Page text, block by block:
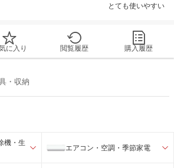
とても使いやすい
に入り 閲覧履歴 購入履歴
・収納
機・生
エアコン・空調・季節家電